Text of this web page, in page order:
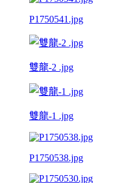
P1750541.jpg
雙龍-2 .jpg
雙龍-1 .jpg
P1750538.jpg